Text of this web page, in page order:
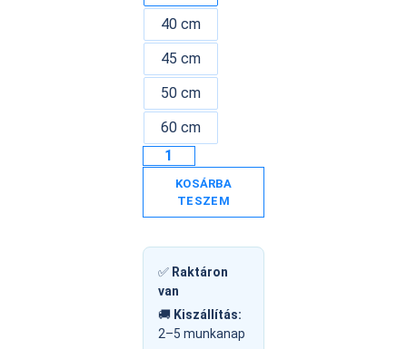
40 cm
45 cm
50 cm
60 cm
KOSÁRBA
TESZEM
✅ Raktáron
van
🚚 Kiszállítás:
2–5 munkanap